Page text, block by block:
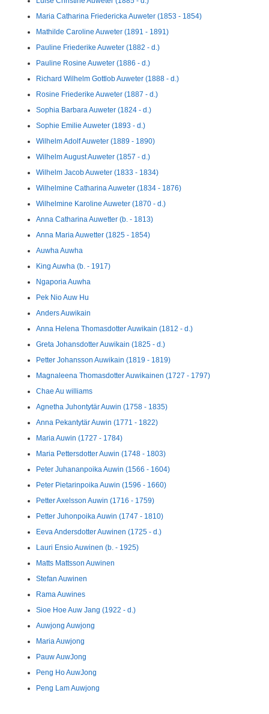
Maria Catharina Friedericka Auweter (1853 - 1854)
Mathilde Caroline Auweter (1891 - 1891)
Pauline Friederike Auweter (1882 - d.)
Pauline Rosine Auweter (1886 - d.)
Richard Wilhelm Gottlob Auweter (1888 - d.)
Rosine Friederike Auweter (1887 - d.)
Sophia Barbara Auweter (1824 - d.)
Sophie Emilie Auweter (1893 - d.)
Wilhelm Adolf Auweter (1889 - 1890)
Wilhelm August Auweter (1857 - d.)
Wilhelm Jacob Auweter (1833 - 1834)
Wilhelmine Catharina Auweter (1834 - 1876)
Wilhelmine Karoline Auweter (1870 - d.)
Anna Catharina Auwetter (b. - 1813)
Anna Maria Auwetter (1825 - 1854)
Auwha Auwha
King Auwha (b. - 1917)
Ngaporia Auwha
Pek Nio Auw Hu
Anders Auwikain
Anna Helena Thomasdotter Auwikain (1812 - d.)
Greta Johansdotter Auwikain (1825 - d.)
Petter Johansson Auwikain (1819 - 1819)
Magnaleena Thomasdotter Auwikainen (1727 - 1797)
Chae Au williams
Agnetha Juhontytär Auwin (1758 - 1835)
Anna Pekantytär Auwin (1771 - 1822)
Maria Auwin (1727 - 1784)
Maria Pettersdotter Auwin (1748 - 1803)
Peter Juhananpoika Auwin (1566 - 1604)
Peter Pietarinpoika Auwin (1596 - 1660)
Petter Axelsson Auwin (1716 - 1759)
Petter Juhonpoika Auwin (1747 - 1810)
Eeva Andersdotter Auwinen (1725 - d.)
Lauri Ensio Auwinen (b. - 1925)
Matts Mattsson Auwinen
Stefan Auwinen
Rama Auwines
Sioe Hoe Auw Jang (1922 - d.)
Auwjong Auwjong
Maria Auwjong
Pauw AuwJong
Peng Ho AuwJong
Peng Lam Auwjong